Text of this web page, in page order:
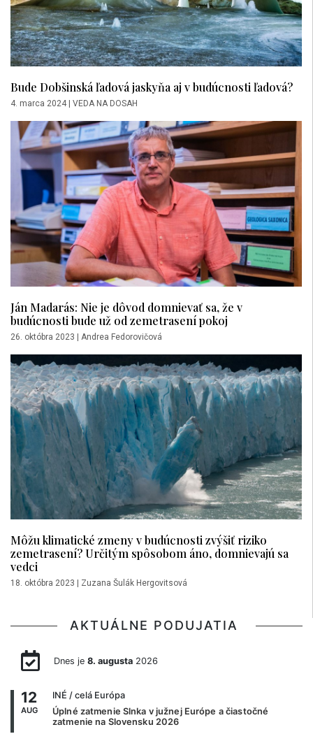
Bude Dobšinská ľadová jaskyňa aj v budúcnosti ľadová?
4. marca 2024 VEDA NA DOSAH
Ján Madarás: Nie je dôvod domnievať sa, že v
budúcnosti bude už od zemetrasení pokoj
26. októbra 2023 | Andrea Fedorovičová
Môžu klimatické zmeny v budúcnosti zvýšiť riziko
zemetrasení? Určitým spôsobom áno, domnievajú sa
vedci
18. októbra 2023 | Zuzana Šulák Hergovitsová
AKTUÁLNE PODUJATIA
Dnes je 8. augusta2026
12
AUG
INÉ / celá Európa
Úplné zatmenie Slnka v južnej Európe a čiastočné
zatmenie na Slovensku 2026